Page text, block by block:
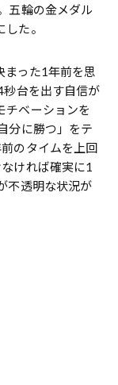
五輪の金メダル
た。
まった1年前を思
台を出す自信が
チベーションを
分に勝つ」をテ
のタイムを上回
ければ確実に1
不透明な状況が